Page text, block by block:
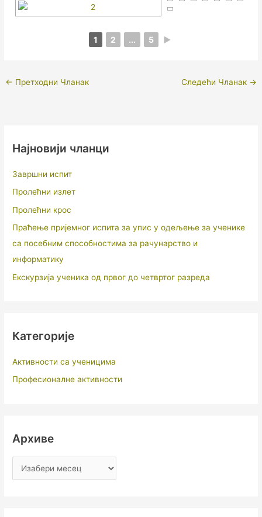
1 2 ... 5 ►
← Претходни Чланак Следећи Чланак →
Најновији чланци
Завршни испит
Пролећни излет
Пролећни крос
Праћење пријемног испита за упис у одељење за ученике
са посебним способностима за рачунарство и
информатику
Екскурзија ученика од првог до четвртог разреда
Категорије
Активности са ученицима
Професионалне активности
Архиве